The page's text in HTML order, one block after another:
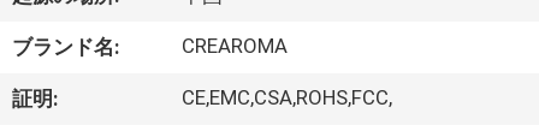
ク
ト
ブランド名: CREAROMA
証明: CE,EMC,CSA,ROHS,FCC,